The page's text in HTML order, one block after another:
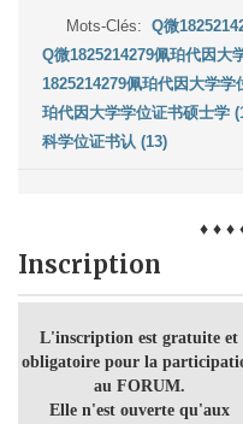
Mots-Clés:Q微
Q微1825214279佩珀代因大
1825214279佩珀代因大学学
珀代因大学学位证书硕士学
科学位证书认 (13)
♦ ♦ ♦
Inscription
L'inscription est gratuite et
obligatoire pour la
au FORUM.
Elle n'est ouverte qu'aux